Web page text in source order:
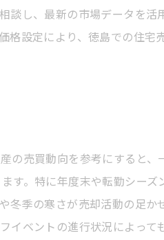
談し、最新の市場データを活
格設定により、徳島での住宅
の売買動向を参考にすると、
す。特に年度末や転勤シーズ
冬季の寒さが売却活動の足か
イベントの進行状況によって